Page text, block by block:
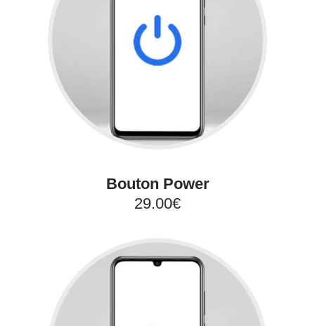
Bouton Power
29.00€